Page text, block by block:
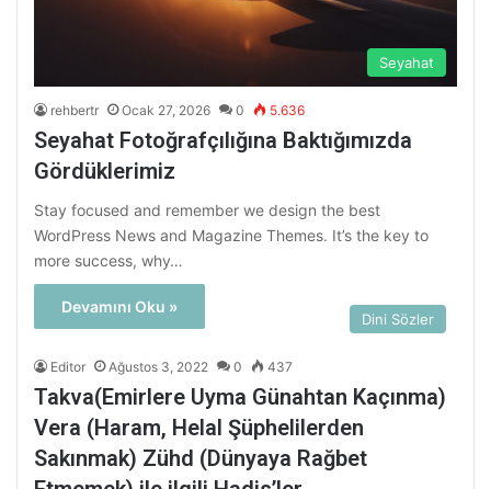
Seyahat
rehbertr Ocak 27, 2026 0 5.636
Seyahat Fotoğrafçılığına Baktığımızda
Gördüklerimiz
Stay focused and remember we design the best
WordPress News and Magazine Themes. It’s the key to
more success, why…
Devamını Oku »
Dini Sözler
Editor Ağustos 3, 2022 0 437
Takva(Emirlere Uyma Günahtan Kaçınma)
Vera (Haram, Helal Şüphelilerden
Sakınmak) Zühd (Dünyaya Rağbet